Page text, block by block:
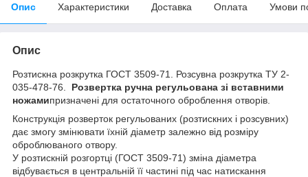
Опис Характеристики Доставка Оплата Умови
Опис
Розтискна розкрутка ГОСТ 3509-71. Розсувна розкрутка ТУ 2-
035-478-76. Розвертка ручна регульована зі вставними
ножамипризначені для остаточного оброблення отворів.
Конструкція розверток регульованих (розтискних і розсувних)
дає змогу змінювати їхній діаметр залежно від розміру
оброблюваного отвору.
У розтискній розгортці (ГОСТ 3509-71) зміна діаметра
відбувається в центральній її частині під час натискання